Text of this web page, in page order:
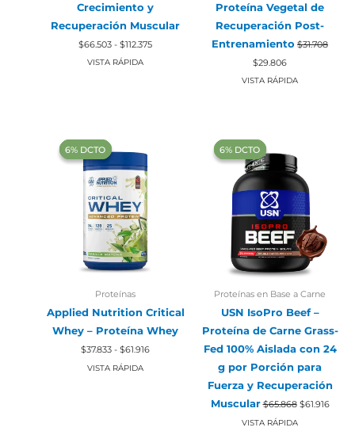
Crecimiento y
Recuperación Muscular
$66.503 - $112.375Rango
de
VISTA RÁPIDA
Proteína Vegetal de
Recuperación Post-
Entrenamiento $31.708
El
precio
original
$29.806
precio
actual
VISTA RÁPIDA
‍6% DCTO‍‍
‍6% DCTO‍‍
Proteínas
Applied Nutrition Critical
Whey – Proteína Whey
$37.833 - $61.916
VISTA RÁPIDA
‍6% DCTO‍‍
‍6% DCTO‍‍
Proteínas en Base a Carne
USN IsoPro Beef –
Proteína de Carne Grass-
Fed 100% Aislada con 24
g por Porción para
Fuerza y Recuperación
Muscular $65.868 El
precio
$61.916El
precio
VISTA RÁPIDA